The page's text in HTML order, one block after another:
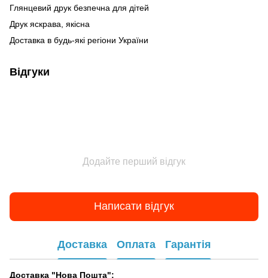
Глянцевий друк безпечна для дітей
Друк яскрава, якісна
Доставка в будь-які регіони України
Відгуки
Додайте перший відгук
Написати відгук
Доставка Оплата Гарантія
Доставка "Нова Пошта":